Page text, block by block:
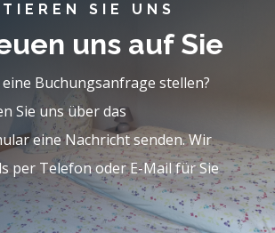
SIE UNS
uns auf Sie
Buchungsanfrage stellen?
Sie uns über das
eine Nachricht senden. Wir
per Telefon oder E-Mail für Sie